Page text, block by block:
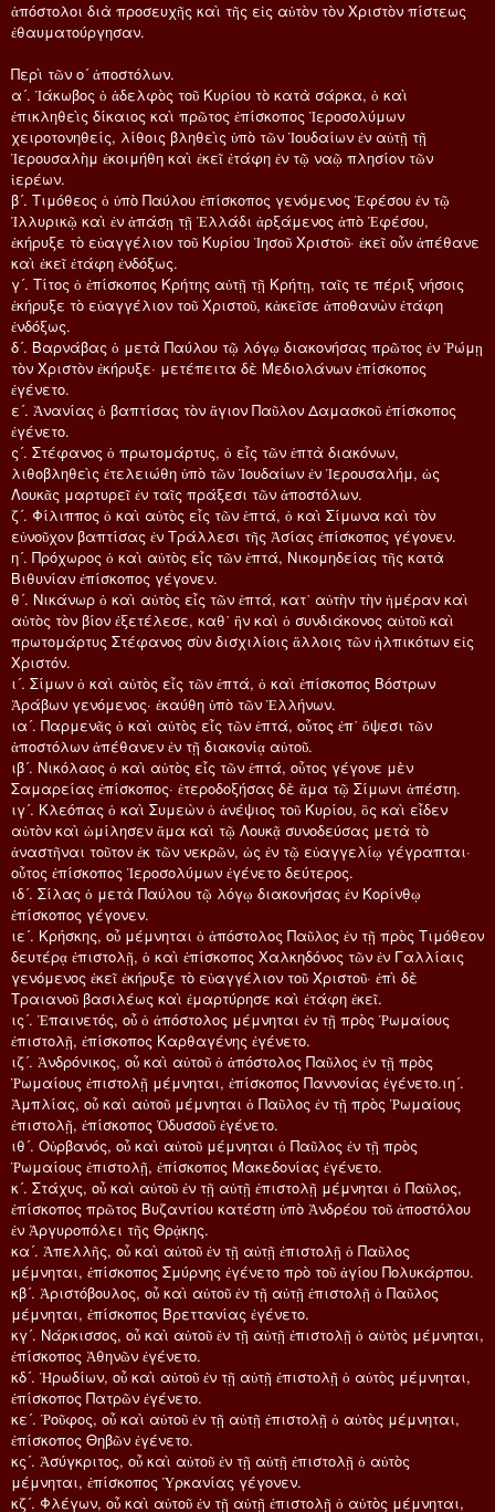
ἀπόστολοι διὰ προσευχῆς καὶ τῆς εἰς αὐτὸν τὸν Χριστὸν πίστεως
ἐθαυματούργησαν.
Περὶ τῶν ο´ ἀποστόλων.
α´. Ἰάκωβος ὁ ἀδελφὸς τοῦ Κυρίου τὸ κατὰ σάρκα, ὁ καὶ
ἐπικληθεὶς δίκαιος καὶ πρῶτος ἐπίσκοπος Ἱεροσολύμων
χειροτονηθείς, λίθοις βληθεὶς ὑπὸ τῶν Ἰουδαίων ἐν αὐτῇ τῇ
Ἱερουσαλὴμ ἐκοιμήθη καὶ ἐκεῖ ἐτάφη ἐν τῷ ναῷ πλησίον τῶν
ἱερέων.
β´. Τιμόθεος ὁ ὑπὸ Παύλου ἐπίσκοπος γενόμενος Ἐφέσου ἐν τῷ
Ἰλλυρικῷ καὶ ἐν ἁπάσῃ τῇ Ἑλλάδι ἀρξάμενος ἀπὸ Ἐφέσου,
ἐκήρυξε τὸ εὐαγγέλιον τοῦ Κυρίου Ἰησοῦ Χριστοῦ· ἐκεῖ οὖν ἀπέθανε
καὶ ἐκεῖ ἐτάφη ἐνδόξως.
γ´. Τίτος ὁ ἐπίσκοπος Κρήτης αὐτῇ τῇ Κρήτῃ, ταῖς τε πέριξ νήσοις
ἐκήρυξε τὸ εὐαγγέλιον τοῦ Χριστοῦ, κἀκεῖσε ἀποθανὼν ἐτάφη
ἐνδόξως.
δ´. Βαρνάβας ὁ μετὰ Παύλου τῷ λόγῳ διακονήσας πρῶτος ἐν Ῥώμῃ
τὸν Χριστὸν ἐκήρυξε· μετέπειτα δὲ Μεδιολάνων ἐπίσκοπος
ἐγένετο.
ε´. Ἀνανίας ὁ βαπτίσας τὸν ἅγιον Παῦλον Δαμασκοῦ ἐπίσκοπος
ἐγένετο.
ς´. Στέφανος ὁ πρωτομάρτυς, ὁ εἷς τῶν ἑπτὰ διακόνων,
λιθοβληθεὶς ἐτελειώθη ὑπὸ τῶν Ἰουδαίων ἐν Ἱερουσαλήμ, ὡς
Λουκᾶς μαρτυρεῖ ἐν ταῖς πράξεσι τῶν ἀποστόλων.
ζ´. Φίλιππος ὁ καὶ αὐτὸς εἷς τῶν ἑπτά, ὁ καὶ Σίμωνα καὶ τὸν
εὐνοῦχον βαπτίσας ἐν Τράλλεσι τῆς Ἀσίας ἐπίσκοπος γέγονεν.
η´. Πρόχωρος ὁ καὶ αὐτὸς εἷς τῶν ἑπτά, Νικομηδείας τῆς κατὰ
Βιθυνίαν ἐπίσκοπος γέγονεν.
θ´. Νικάνωρ ὁ καὶ αὐτὸς εἷς τῶν ἑπτά, κατ᾿ αὐτὴν τὴν ἡμέραν καὶ
αὐτὸς τὸν βίον ἐξετέλεσε, καθ᾿ ἣν καὶ ὁ συνδιάκονος αὐτοῦ καὶ
πρωτομάρτυς Στέφανος σὺν δισχιλίοις ἄλλοις τῶν ἠλπικότων εἰς
Χριστόν.
ι´. Σίμων ὁ καὶ αὐτὸς εἷς τῶν ἑπτά, ὁ καὶ ἐπίσκοπος Βόστρων
Ἀράβων γενόμενος· ἐκαύθη ὑπὸ τῶν Ἑλλήνων.
ια´. Παρμενᾶς ὁ καὶ αὐτὸς εἷς τῶν ἑπτά, οὗτος ἐπ᾿ ὄψεσι τῶν
ἀποστόλων ἀπέθανεν ἐν τῇ διακονίᾳ αὐτοῦ.
ιβ´. Νικόλαος ὁ καὶ αὐτὸς εἷς τῶν ἑπτά, οὗτος γέγονε μὲν
Σαμαρείας ἐπίσκοπος· ἑτεροδοξήσας δὲ ἅμα τῷ Σίμωνι ἀπέστη.
ιγ´. Κλεόπας ὁ καὶ Συμεὼν ὁ ἀνέψιος τοῦ Κυρίου, ὃς καὶ εἶδεν
αὐτὸν καὶ ὡμίλησεν ἅμα καὶ τῷ Λουκᾷ συνοδεύσας μετὰ τὸ
ἀναστῆναι τοῦτον ἐκ τῶν νεκρῶν, ὡς ἐν τῷ εὐαγγελίῳ γέγραπται·
οὗτος ἐπίσκοπος Ἱεροσολύμων ἐγένετο δεύτερος.
ιδ´. Σίλας ὁ μετὰ Παύλου τῷ λόγῳ διακονήσας ἐν Κορίνθῳ
ἐπίσκοπος γέγονεν.
ιε´. Κρήσκης, οὗ μέμνηται ὁ ἀπόστολος Παῦλος ἐν τῇ πρὸς Τιμόθεον
δευτέρᾳ ἐπιστολῇ, ὁ καὶ ἐπίσκοπος Χαλκηδόνος τῶν ἐν Γαλλίαις
γενόμενος ἐκεῖ ἐκήρυξε τὸ εὐαγγέλιον τοῦ Χριστοῦ· ἐπὶ δὲ
Τραιανοῦ βασιλέως καὶ ἐμαρτύρησε καὶ ἐτάφη ἐκεῖ.
ις´. Ἐπαινετός, οὗ ὁ ἀπόστολος μέμνηται ἐν τῇ πρὸς Ῥωμαίους
ἐπιστολῇ, ἐπίσκοπος Καρθαγένης ἐγένετο.
ιζ´. Ἀνδρόνικος, οὗ καὶ αὐτοῦ ὁ ἀπόστολος Παῦλος ἐν τῇ πρὸς
Ῥωμαίους ἐπιστολῇ μέμνηται, ἐπίσκοπος Παννονίας ἐγένετο.ιη´.
Ἀμπλίας, οὗ καὶ αὐτοῦ μέμνηται ὁ Παῦλος ἐν τῇ πρὸς Ῥωμαίους
ἐπιστολῇ, ἐπίσκοπος Ὀδυσσοῦ ἐγένετο.
ιθ´. Οὐρβανός, οὗ καὶ αὐτοῦ μέμνηται ὁ Παῦλος ἐν τῇ πρὸς
Ῥωμαίους ἐπιστολῇ, ἐπίσκοπος Μακεδονίας ἐγένετο.
κ´. Στάχυς, οὗ καὶ αὐτοῦ ἐν τῇ αὐτῇ ἐπιστολῇ μέμνηται ὁ Παῦλος,
ἐπίσκοπος πρῶτος Βυζαντίου κατέστη ὑπὸ Ἀνδρέου τοῦ ἀποστόλου
ἐν Ἀργυροπόλει τῆς Θρᾴκης.
κα´. Ἀπελλῆς, οὗ καὶ αὐτοῦ ἐν τῇ αὐτῇ ἐπιστολῇ ὁ Παῦλος
μέμνηται, ἐπίσκοπος Σμύρνης ἐγένετο πρὸ τοῦ ἁγίου Πολυκάρπου.
κβ´. Ἀριστόβουλος, οὗ καὶ αὐτοῦ ἐν τῇ αὐτῇ ἐπιστολῇ ὁ Παῦλος
μέμνηται, ἐπίσκοπος Βρεττανίας ἐγένετο.
κγ´. Νάρκισσος, οὗ καὶ αὐτοῦ ἐν τῇ αὐτῇ ἐπιστολῇ ὁ αὐτὸς μέμνηται,
ἐπίσκοπος Ἀθηνῶν ἐγένετο.
κδ´. Ἡρωδίων, οὗ καὶ αὐτοῦ ἐν τῇ αὐτῇ ἐπιστολῇ ὁ αὐτὸς μέμνηται,
ἐπίσκοπος Πατρῶν ἐγένετο.
κε´. Ῥοῦφος, οὗ καὶ αὐτοῦ ἐν τῇ αὐτῇ ἐπιστολῇ ὁ αὐτὸς μέμνηται,
ἐπίσκοπος Θηβῶν ἐγένετο.
κς´. Ἀσύγκριτος, οὗ καὶ αὐτοῦ ἐν τῇ αὐτῇ ἐπιστολῇ ὁ αὐτὸς
μέμνηται, ἐπίσκοπος Ὑρκανίας γέγονεν.
κζ´. Φλέγων, οὗ καὶ αὐτοῦ ἐν τῇ αὐτῇ ἐπιστολῇ ὁ αὐτὸς μέμνηται,